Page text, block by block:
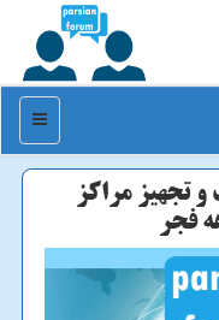
منو
تجهیز مراكز
فجر